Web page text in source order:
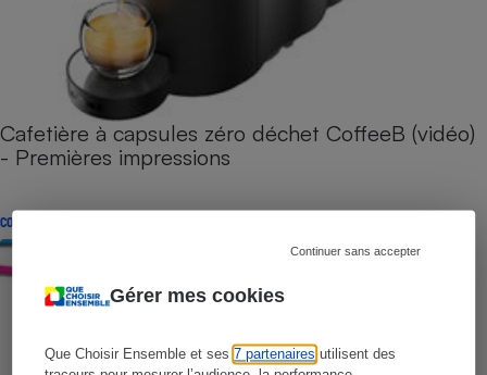
Gérer mes cookies
Que Choisir Ensemble et ses7 partenaires utilisent des
Continuer sans accepter
Cafetière à capsules zéro déchet CoffeeB (vidéo)
- Premières impressions
CONSEILS